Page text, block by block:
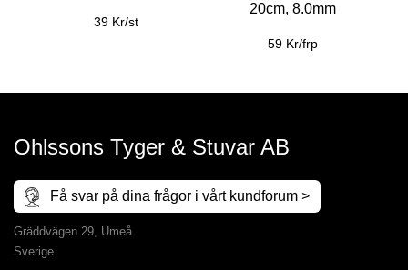
39 Kr/st
20cm, 8.0mm
59 Kr/frp
Ohlssons Tyger & Stuvar AB
Få svar på dina frågor i vårt kundforum >
Gräddvägen 29, Umeå
Sverige